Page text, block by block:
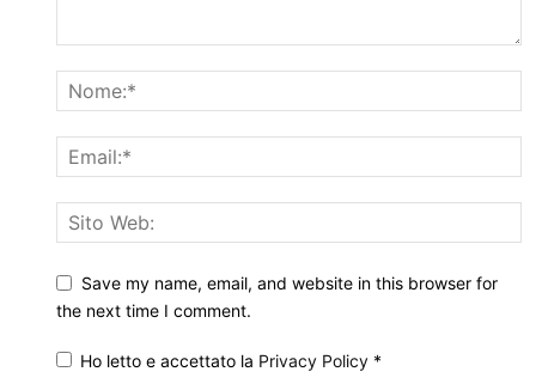
Save my name, email, and website in this browser for
the next time I comment.
Ho letto e accettato la Privacy Policy *